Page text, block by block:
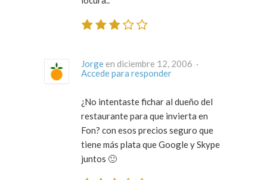
Jorge
en diciembre 12, 2006 ·
Accede para responder
¿No intentaste fichar al dueño del
restaurante para que invierta en
Fon? con esos precios seguro que
tiene más plata que Google y Skype
juntos 🙂